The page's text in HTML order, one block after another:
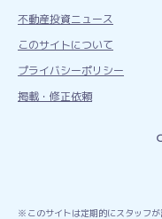
不動産投資ニュース
このサイトについて
プライバシーポリシー
掲載・修正依頼
このサイトは定期的にスタッフ